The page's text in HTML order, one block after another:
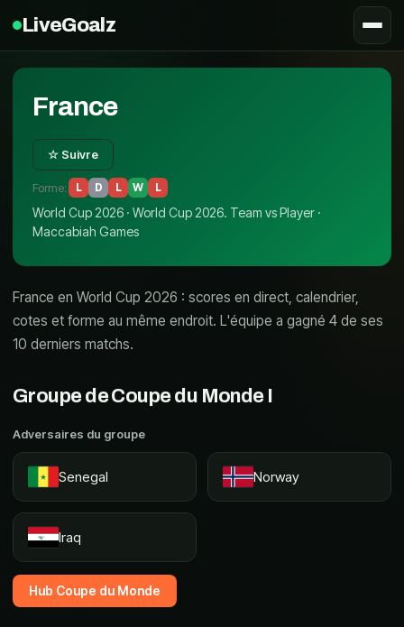
LiveGoalz
France
☆ Suivre
Forme: L D L W L
World Cup 2026 · World Cup 2026. Team vs Player ·
Maccabiah Games
France en World Cup 2026 : scores en direct, calendrier,
cotes et forme au même endroit. L'équipe a gagné 4 de ses
10 derniers matchs.
Groupe de Coupe du Monde I
Adversaires du groupe
Senegal Norway
Iraq
Hub Coupe du Monde